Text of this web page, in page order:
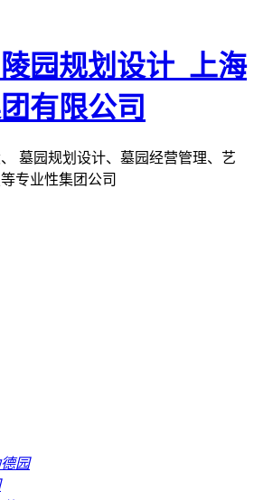
墓园规划设计、墓园经营管理、艺
专业性集团公司
园